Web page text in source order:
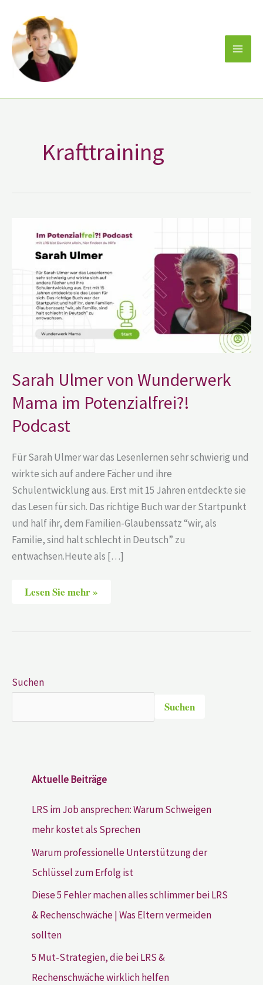
Inhalt
springen
Krafttraining
Sarah Ulmer von Wunderwerk
Mama im Potenzialfrei?!
Podcast
Für Sarah Ulmer war das Lesenlernen sehr schwierig und
wirkte sich auf andere Fächer und ihre
Schulentwicklung aus. Erst mit 15 Jahren entdeckte sie
das Lesen für sich. Das richtige Buch war der Startpunkt
und half ihr, dem Familien-Glaubenssatz “wir, als
Familie, sind halt schlecht in Deutsch” zu
entwachsen.Heute als […]
Ulmer
von
Wunderwerk
Mama
Potenzialfrei?!
Podcast
Lesen Sie mehr »
Suchen
Suchen
Aktuelle Beiträge
LRS im Job ansprechen: Warum Schweigen
mehr kostet als Sprechen
Warum professionelle Unterstützung der
Schlüssel zum Erfolg ist
Diese 5 Fehler machen alles schlimmer bei LRS
& Rechenschwäche | Was Eltern vermeiden
sollten
5 Mut-Strategien, die bei LRS &
Rechenschwäche wirklich helfen